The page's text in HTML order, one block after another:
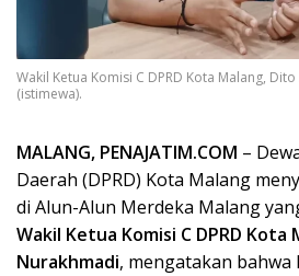
Wakil Ketua Komisi C DPRD Kota Malang,
(istimewa).
MALANG, PENAJATIM.COM –
Daerah (DPRD) Kota Malang
di Alun-Alun Merdeka Malang
Wakil Ketua Komisi C DPRD
Nurakhmadi, mengatakan